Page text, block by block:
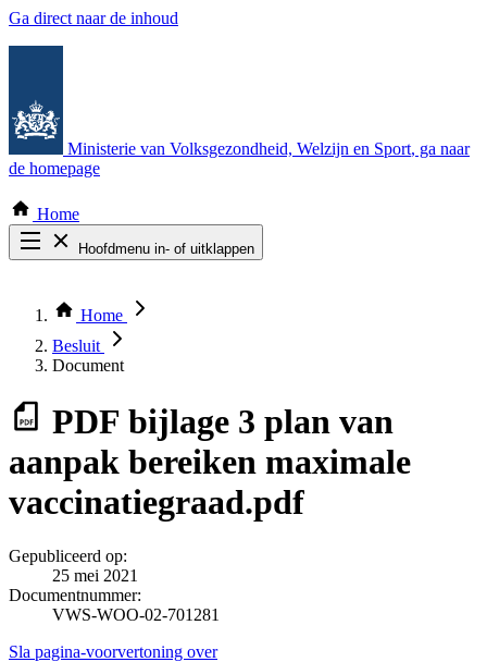
Ga direct naar de inhoud
Ministerie van Volksgezondheid, Welzijn en Sport, ga naar
de homepage
Home
Hoofdmenu in- of uitklappen
Thema COVID-19
Bekijk per bestuursorgaan
Home
Besluit
Document
PDF bijlage 3 plan van
aanpak bereiken maximale
vaccinatiegraad.pdf
Gepubliceerd op:
25 mei 2021
Documentnummer:
VWS-WOO-02-701281
Sla pagina-voorvertoning over